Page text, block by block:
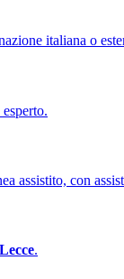
italiana o
assistito, con
Lecce.